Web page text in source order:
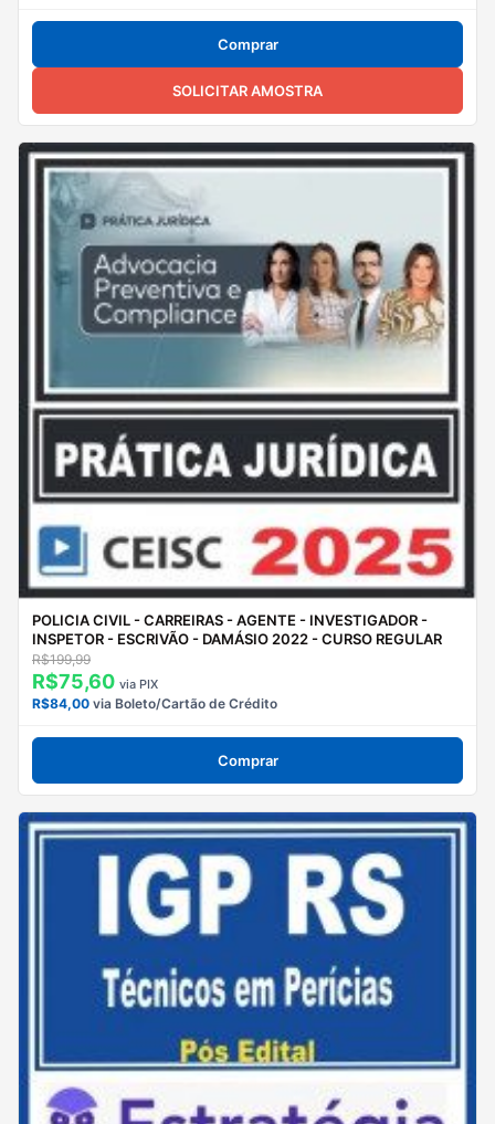
Comprar
SOLICITAR AMOSTRA
POLICIA CIVIL - CARREIRAS - AGENTE - INVESTIGADOR -
INSPETOR - ESCRIVÃO - DAMÁSIO 2022 - CURSO REGULAR
R$199,99
R$75,60 via PIX
R$84,00 via Boleto/Cartão de Crédito
Comprar